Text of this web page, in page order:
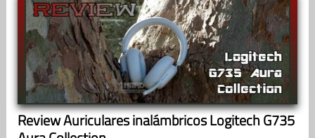
Review Auriculares inalámbricos Logitech G735